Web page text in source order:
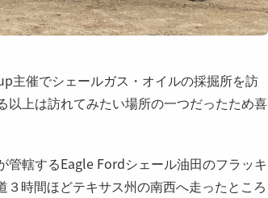
主催でシェールガス・オイルの採掘所を訪
上は訪れてみたい場所の一つだったため喜
轄するEagle Fordシェール油田のフラッキ
時間ほどテキサス州の南西へ走ったところ